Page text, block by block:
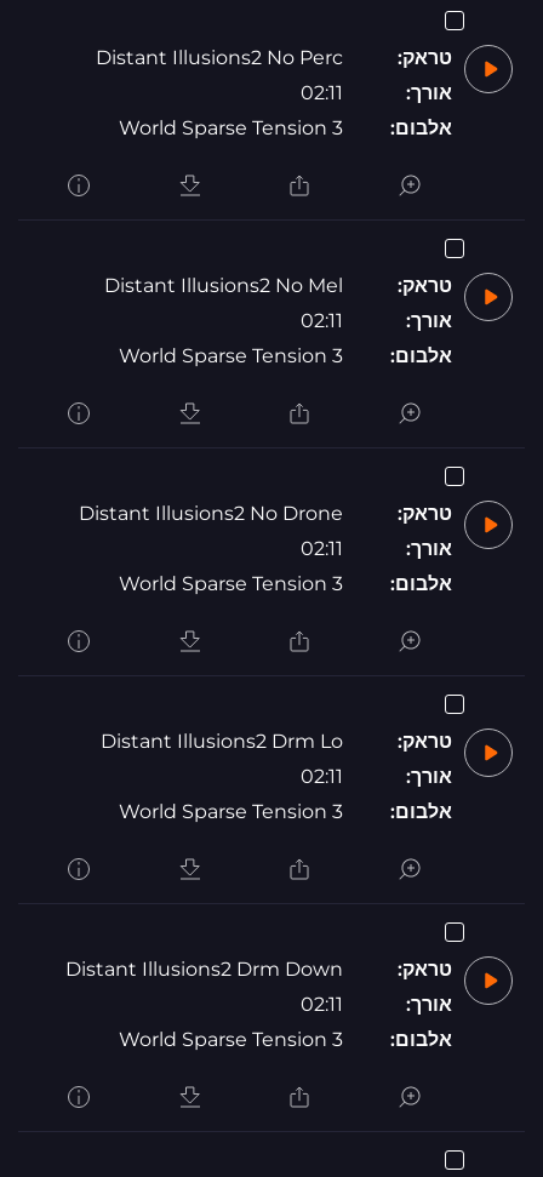
טראק:
Distant Illusions2 No Perc
אורך:
02:11
אלבום:
World Sparse Tension 3
טראק:
Distant Illusions2 No Mel
אורך:
02:11
אלבום:
World Sparse Tension 3
טראק:
Distant Illusions2 No Drone
אורך:
02:11
אלבום:
World Sparse Tension 3
טראק:
Distant Illusions2 Drm Lo
אורך:
02:11
אלבום:
World Sparse Tension 3
טראק:
Distant Illusions2 Drm Down
אורך:
02:11
אלבום:
World Sparse Tension 3